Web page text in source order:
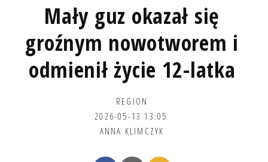
Mały guz okazał się
groźnym nowotworem i
odmienił życie 12-latka
REGION
2026-05-13 13:05
ANNA KLIMCZYK